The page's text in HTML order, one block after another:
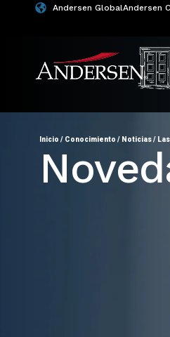
Andersen GlobalAndersen
Inicio / Conocimiento / Noticias/